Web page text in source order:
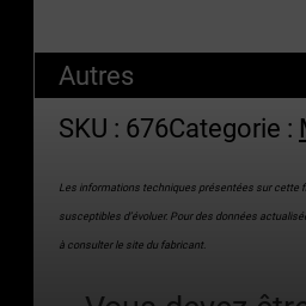
Autres
SKU : 676Categorie :
Les informations techniques présentées sur cette
susceptibles d’évoluer. Pour des données
à consulter le site du fabricant.